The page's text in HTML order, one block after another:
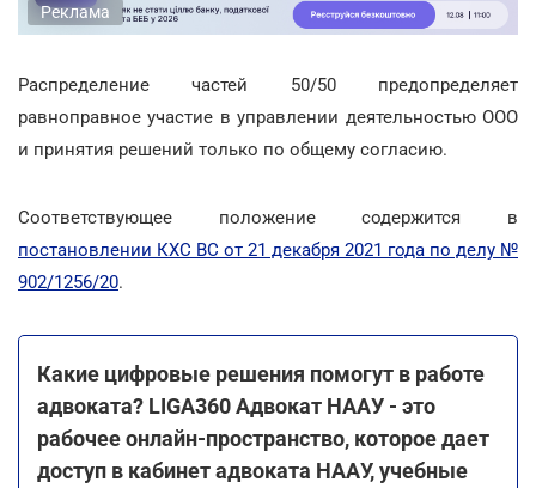
Реклама
Распределение частей 50/50 предопределяет
равноправное участие в управлении деятельностью ООО
и принятия решений только по общему согласию.
Соответствующее положение содержится в
постановлении КХС ВС от 21 декабря 2021 года по делу №
902/1256/20.
Какие цифровые решения помогут в работе
адвоката? LIGA360 Адвокат НААУ - это
рабочее онлайн-пространство, которое дает
доступ в кабинет адвоката НААУ, учебные